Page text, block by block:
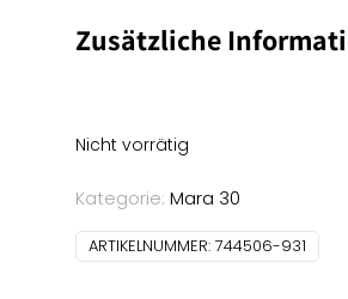
Zusätzliche
Nicht vorrätig
Kategorie: Mara 30
ARTIKELNUMMER: 744506-931